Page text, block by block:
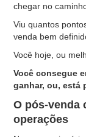
chegar no
Viu quantos
venda bem
Você hoje, ou
Você consegue
ganhar, ou, está
O pós-venda
operações